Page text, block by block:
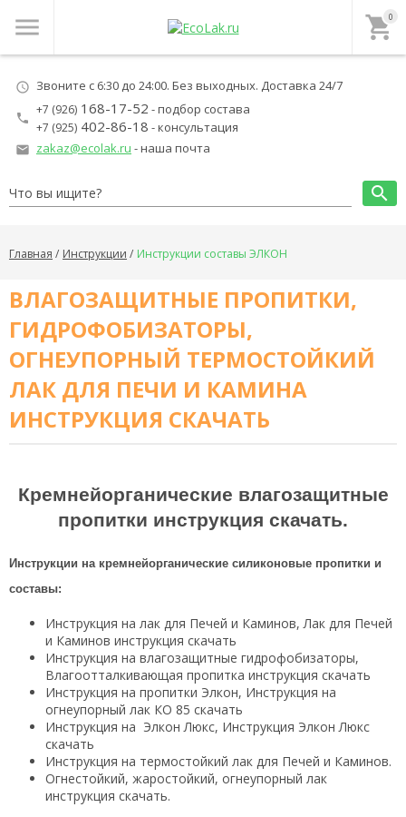
menu local_grocery_store0
schedule Звоните с 6:30 до 24:00. Без выходных. Доставка 24/7
local_phone
+7 (926) 168-17-52 - подбор состава
+7 (925) 402-86-18 - консультация
local_post_office zakaz@ecolak.ru - наша почта
search
Главная Инструкции Инструкции составы ЭЛКОН
ВЛАГОЗАЩИТНЫЕ ПРОПИТКИ,
ГИДРОФОБИЗАТОРЫ,
ОГНЕУПОРНЫЙ ТЕРМОСТОЙКИЙ
ЛАК ДЛЯ ПЕЧИ И КАМИНА
ИНСТРУКЦИЯ СКАЧАТЬ
Кремнейорганические влагозащитные
пропитки инструкция скачать.
Инструкции на кремнейорганические силиконовые пропитки и
составы:
Инструкция на лак для Печей и Каминов, Лак для Печей
и Каминов инструкция скачать
Инструкция на влагозащитные гидрофобизаторы,
Влагоотталкивающая пропитка инструкция скачать
Инструкция на пропитки Элкон, Инструкция на
огнеупорный лак КО 85 скачать
Инструкция на Элкон Люкс, Инструкция Элкон Люкс
скачать
Инструкция на термостойкий лак для Печей и Каминов.
Огнестойкий, жаростойкий, огнеупорный лак
инструкция скачать.